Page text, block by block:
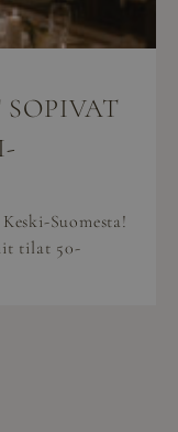
Suomesta!
tilat 50-